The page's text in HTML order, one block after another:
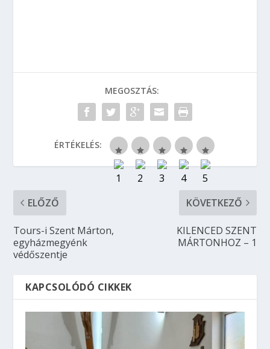
MEGOSZTÁS:
ÉRTÉKELÉS:
ELŐZŐ
Tours-i Szent Márton,
egyházmegyénk
védőszentje
KÖVETKEZŐ
KILENCED SZENT
MÁRTONHOZ – 1
KAPCSOLÓDÓ CIKKEK